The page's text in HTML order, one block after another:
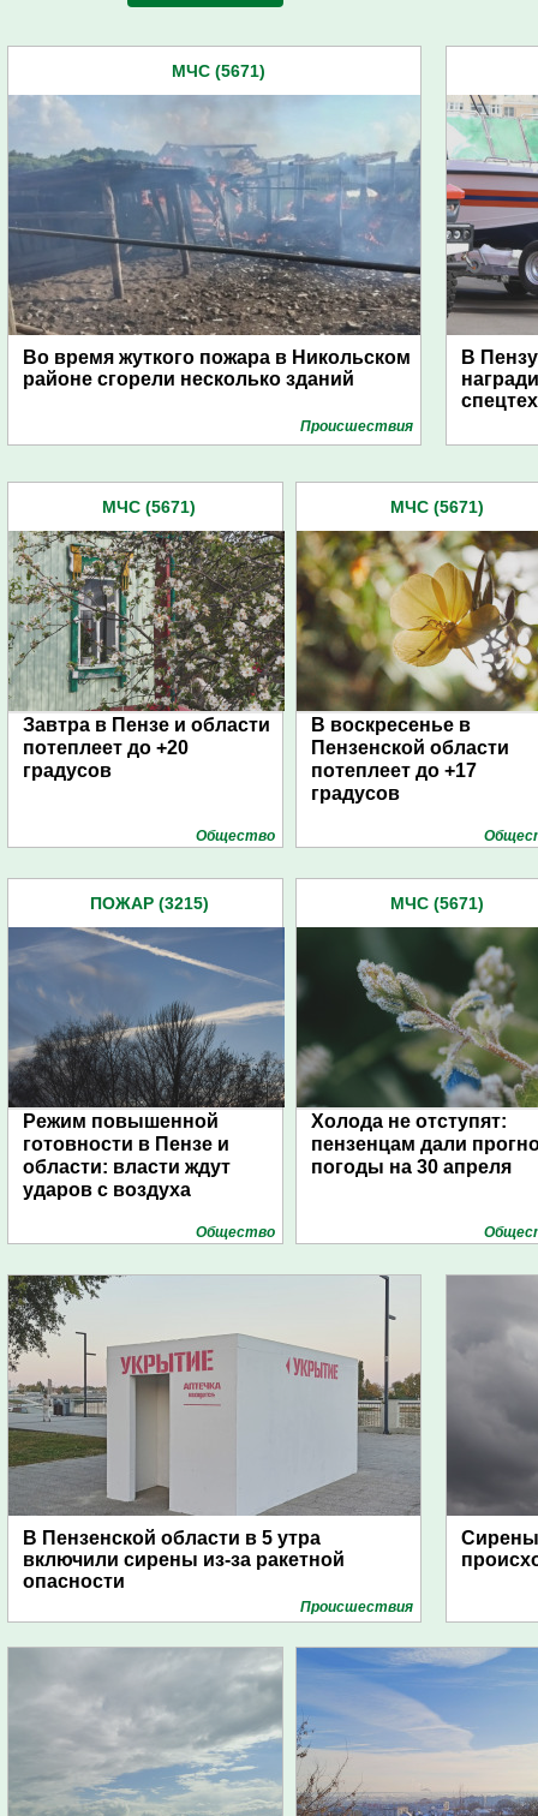
МЧС (5671)
Во время жуткого пожара в Никольском
районе сгорели несколько зданий
Проиcшествия
В
МЧС (5671)
Завтра в Пензе и области
потеплеет до +20
градусов
Общество
МЧС (5671)
В воскресенье в
Пензенской области
потеплеет до +17
градусов
ПОЖАР (3215)
Режим повышенной
готовности в Пензе и
области: власти ждут
ударов с воздуха
Общество
МЧС (5671)
Холода не отступят:
пензенцам дали
погоды на 30 апреля
В Пензенской области в 5 утра
включили сирены из-за ракетной
опасности
Проиcшествия
Сирены